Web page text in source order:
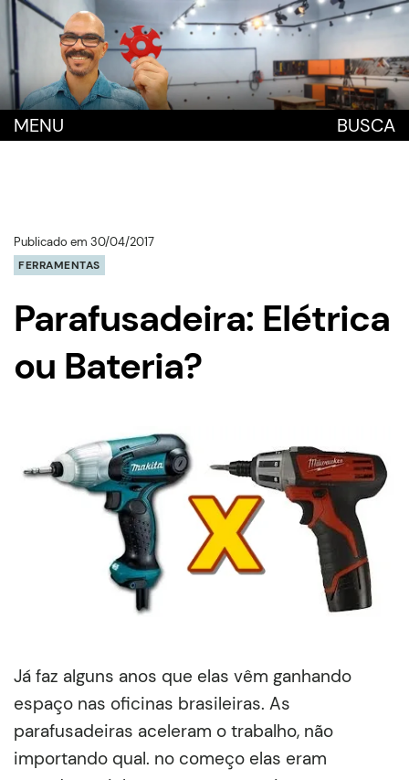
MENU BUSCA
Publicado em 30/04/2017
FERRAMENTAS
Parafusadeira: Elétrica
ou Bateria?
Já faz alguns anos que elas vêm ganhando
espaço nas oficinas brasileiras. As
parafusadeiras aceleram o trabalho, não
importando qual. no começo elas eram